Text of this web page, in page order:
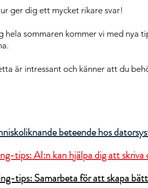
ger dig ett mycket rikare svar!
hela sommaren kommer vi med nya
är intressant och känner att du
beteende hos
tips: AI:n kan hjälpa dig att skriva
tips: Samarbeta för att skapa